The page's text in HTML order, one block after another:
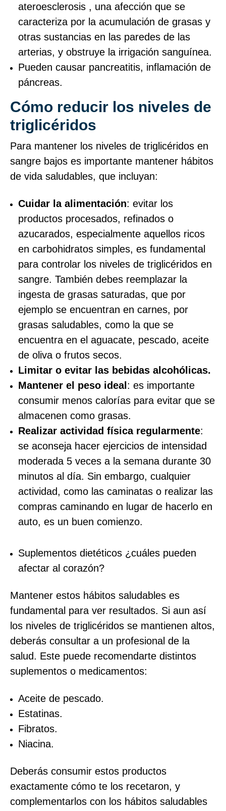
ateroesclerosis , una afección que se
caracteriza por la acumulación de grasas y
otras sustancias en las paredes de las
arterias, y obstruye la irrigación sanguínea.
Pueden causar pancreatitis, inflamación de
páncreas.
Cómo reducir los niveles de
triglicéridos
Para mantener los niveles de triglicéridos en
sangre bajos es importante mantener hábitos
de vida saludables, que incluyan:
Cuidar la alimentación: evitar los
productos procesados, refinados o
azucarados, especialmente aquellos ricos
en carbohidratos simples, es fundamental
para controlar los niveles de triglicéridos en
sangre. También debes reemplazar la
ingesta de grasas saturadas, que por
ejemplo se encuentran en carnes, por
grasas saludables, como la que se
encuentra en el aguacate, pescado, aceite
de oliva o frutos secos.
Limitar o evitar las bebidas alcohólicas.
Mantener el peso ideal : es importante
consumir menos calorías para evitar que se
almacenen como grasas.
Realizar actividad física regularmente:
se aconseja hacer ejercicios de intensidad
moderada 5 veces a la semana durante 30
minutos al día. Sin embargo, cualquier
actividad, como las caminatas o realizar las
compras caminando en lugar de hacerlo en
auto, es un buen comienzo.
Suplementos dietéticos ¿cuáles pueden
afectar al corazón?
Mantener estos hábitos saludables es
fundamental para ver resultados. Si aun así
los niveles de triglicéridos se mantienen altos,
deberás consultar a un profesional de la
salud. Este puede recomendarte distintos
suplementos o medicamentos:
Aceite de pescado.
Estatinas.
Fibratos.
Niacina.
Deberás consumir estos productos
exactamente cómo te los recetaron, y
complementarlos con los hábitos saludables